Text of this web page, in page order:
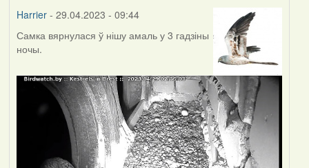
Harrier- 29.04.2023 - 09:44
Самка вярнулася ў нішу амаль у 3 гадзіны
ночы.